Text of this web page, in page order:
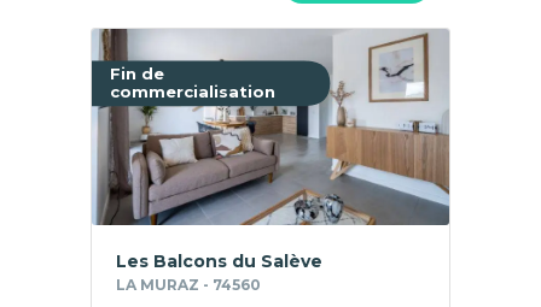
Fin de
commercialisation
Les Balcons du Salève
LA MURAZ - 74560